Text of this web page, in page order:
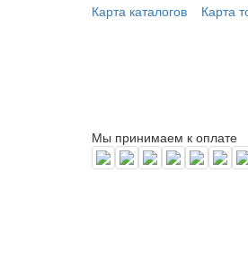
Карта каталогов
Карта
Мы принимаем к оплате